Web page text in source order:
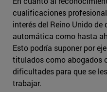
cualificaciones
interés del Reino Unido
automática como hasta
Esto podría suponer por
titulados como abogados
dificultades para que se
trabajar.